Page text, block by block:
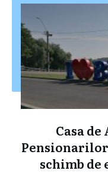
Casa
Pensionarilor
schimb